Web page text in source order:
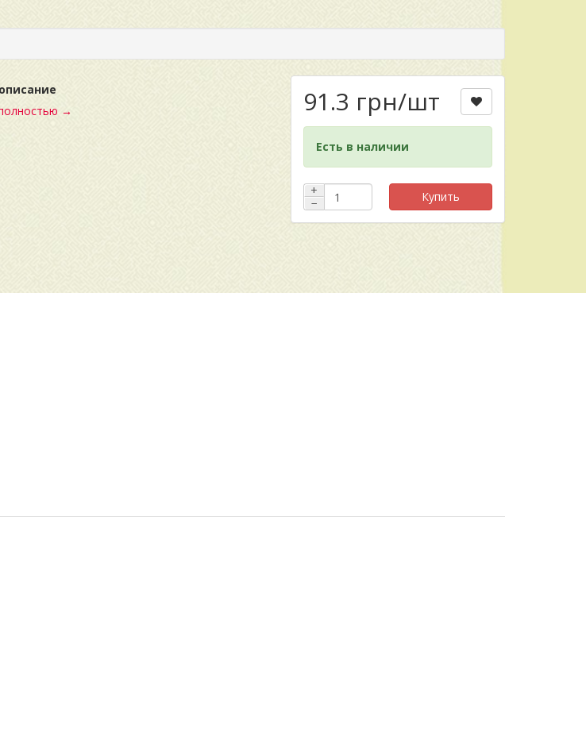
→ 91.3 грн/шт
Есть в наличии
+
−
Купить